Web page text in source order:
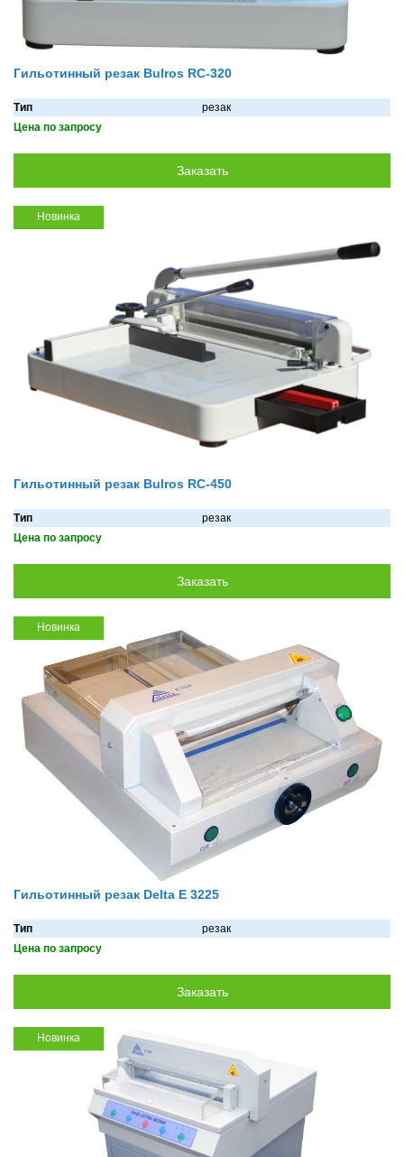
Гильотинный резак Bulros RC-320
Тип
резак
Цена по запросу
Новинка
Гильотинный резак Bulros RC-450
Тип
резак
Цена по запросу
Новинка
Гильотинный резак Delta E 3225
Тип
резак
Цена по запросу
Новинка